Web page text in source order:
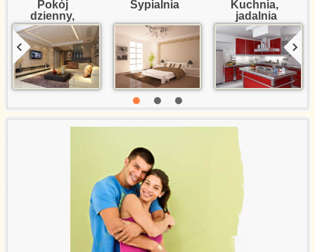
Pokój
dzienny,
salon
Sypialnia
Kuchnia,
jadalnia